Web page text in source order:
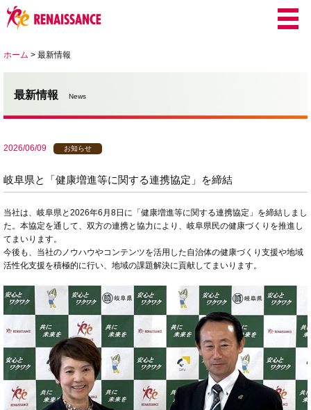
ホーム > 最新情報
最新情報 News
2026/06/09 お知らせ
岐阜県と「健康増進等に関する連携協定」を締結
当社は、岐阜県と2026年6月8日に「健康増進等に関する連携協定」を締結しまし
た。本協定を通して、双方の連携と協力により、岐阜県民の健康づくりを推進し
てまいります。
今後も、当社のノウハウやコンテンツを活用した自治体の健康づくり支援や地域
活性化支援を積極的に行い、地域の課題解決に貢献してまいります。